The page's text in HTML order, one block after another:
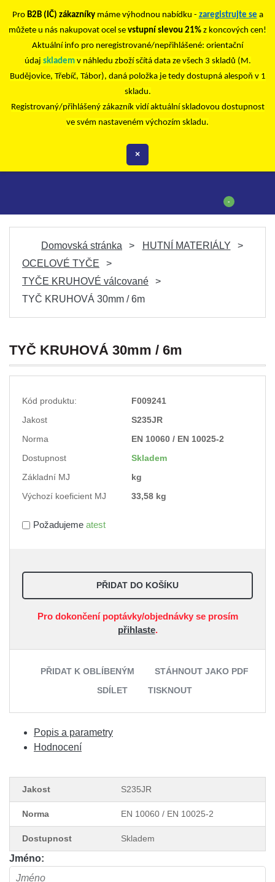
Pro B2B (IČ) zákazníkymáme výhodnou nabídku - zaregistrujte se a
můžete u nás nakupovat ocel se vstupní slevou 21% z koncových cen!
Aktuální info pro neregistrované/nepřihlášené: orientační
údaj skladem v náhledu zboží sčítá data ze všech 3 skladů (M.
Budějovice, Třebíč, Tábor), daná položka je tedy dostupná alespoň v 1
skladu.
Registrovaný/přihlášený zákazník vidí aktuální skladovou dostupnost
ve svém nastaveném výchozím skladu.
×
-
Domovská stránka
HUTNÍ MATERIÁLY
OCELOVÉ TYČE
TYČE KRUHOVÉ válcované
TYČ KRUHOVÁ 30mm / 6m
TYČ KRUHOVÁ 30mm / 6m
Kód produktu:
F009241
Jakost
S235JR
Norma
EN 10060 / EN 10025-2
Dostupnost
Skladem
Základní MJ
kg
Výchozí koeficient MJ
33,58 kg
Požadujeme atest
PŘIDAT DO KOŠÍKU
Pro dokončení poptávky/objednávky se prosím
přihlaste.
PŘIDAT K OBLÍBENÝM
STÁHNOUT JAKO PDF
SDÍLET
TISKNOUT
Popis a parametry
Hodnocení
Jakost S235JR
Norma EN 10060 / EN 10025-2
Dostupnost Skladem
Jméno: